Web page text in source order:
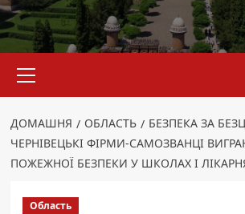
меню
ДОМАШНЯ ОБЛАСТЬ
БЕЗПЕКА ЗА
ЧЕРНІВЕЦЬКІ ФІРМИ-САМОЗВАНЦІ
ПОЖЕЖНОЇ БЕЗПЕКИ У ШКОЛАХ І
Область